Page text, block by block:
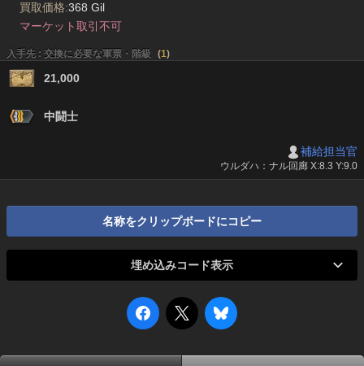
買取価格:368 Gil
マーケット取引不可
入手先 : 交換に必要な軍票・階級 (1)
21,000
中闘士
補給担当官
ウルダハ：ナル回廊 X:8.3 Y:9.0
名称をクリップボードにコピー
埋め込みコード表示